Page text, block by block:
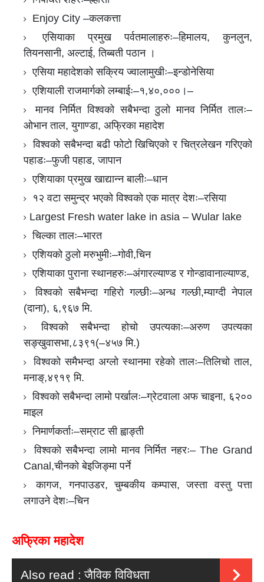
Enjoy City –कलकत्ता
एसियाका प्रमुख पर्वतमालाहरुः–हिमालय, कुनलुन,
तियनसानी, अल्टाई, तिब्बती पठान ।
एसिया महादेशको सक्रिय ज्वालामुखीः–इन्डोनेसिया
एशियाली राजमार्गको लम्बाईः–१,४०,०००।–
मानव निर्मित विश्वको सबैभन्दा ठुलो मानव निर्मित तालः–
ओभान ताल, युगाण्डा, अफ्रिका महादेश
विश्वको सबैभन्दा बढी फोटो खिचिएको र चित्रलेखन गरिएको
पहाडः–फुजी पहाड, जापान
एशियाका प्रमुख खाद्यान्न बालीः–धान
१२ वटा समुन्द्र भएको विश्वको एक मात्र देशः–रसिया
Largest Fresh water lake in asia – Wular lake
चिल्का तालः–भारत
एशियको ठुलो मरुभुमीः–गोवी,चिन
एशियाका पुराना स्थानहरुः–अंगारल्याण्ड र गोन्डावानाल्याण्ड,
विश्वको सबैभन्दा गहिरो गल्छीः–अन्ध गल्छी,म्याग्दी नेपाल
(दाना), ६,९६७ मि.
विश्वको सबैभन्दा होचो उपत्यकाः–अरुण उपत्यका
सङ्खुवासभा,८३९१(–४५७ मि.)
विश्वको समैभन्दा अग्लो स्थानमा रहेको तालः–तिलिचो ताल,
मनाङ्,४९१९ मि.
विश्वको सबैभन्दा लामो पर्खालः–ग्रेटवाला अफ चाइना, ६२००
माइल
निमार्णकर्ताः–सम्राट सी ह्वाङ्ती
विश्वको सबैभन्दा लामो मानव निर्मित नहरः– The Grand
Canal,चीनको बेइजिङ्मा पर्ने
कागज, गनपाउडर, चुम्बकीय कम्पास, जस्ता वस्तु पत्ता
लगाउने देशः–चिन
अफ्रिका महादेश
Also read : जैविक विविधता